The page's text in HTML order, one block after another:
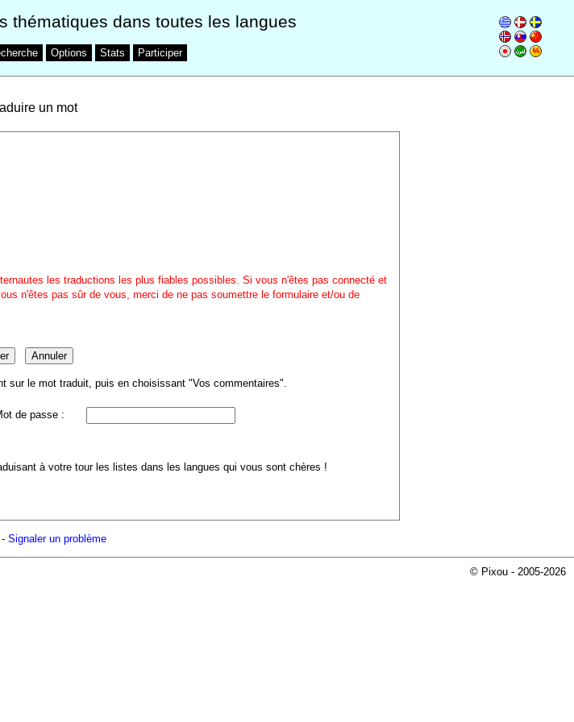
thématiques dans toutes les langues
Options Stats Participer
un mot
les traductions les plus fiables possibles. Si vous n'êtes pas connecté et
n'êtes pas sûr de vous, merci de ne pas soumettre le formulaire et/ou de
sur le mot traduit, puis en choisissant "Vos commentaires".
de passe :
à votre tour les listes dans les langues qui vous sont chères !
Signaler un problème
© Pixou - 2005-2026